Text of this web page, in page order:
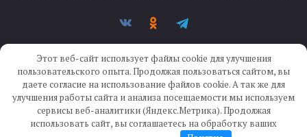
Создание сайта —IKWEB
Этот веб-сайт использует файлы cookie для улучшения
пользовательского опыта. Продолжая пользоваться сайтом, вы
даете согласие на использование файлов cookie. А так же для
улучшения работы сайта и анализа посещаемости мы используем
сервисы веб-аналитики (Яндекс.Метрика). Продолжая
использовать сайт, вы соглашаетесь на обработку ваших